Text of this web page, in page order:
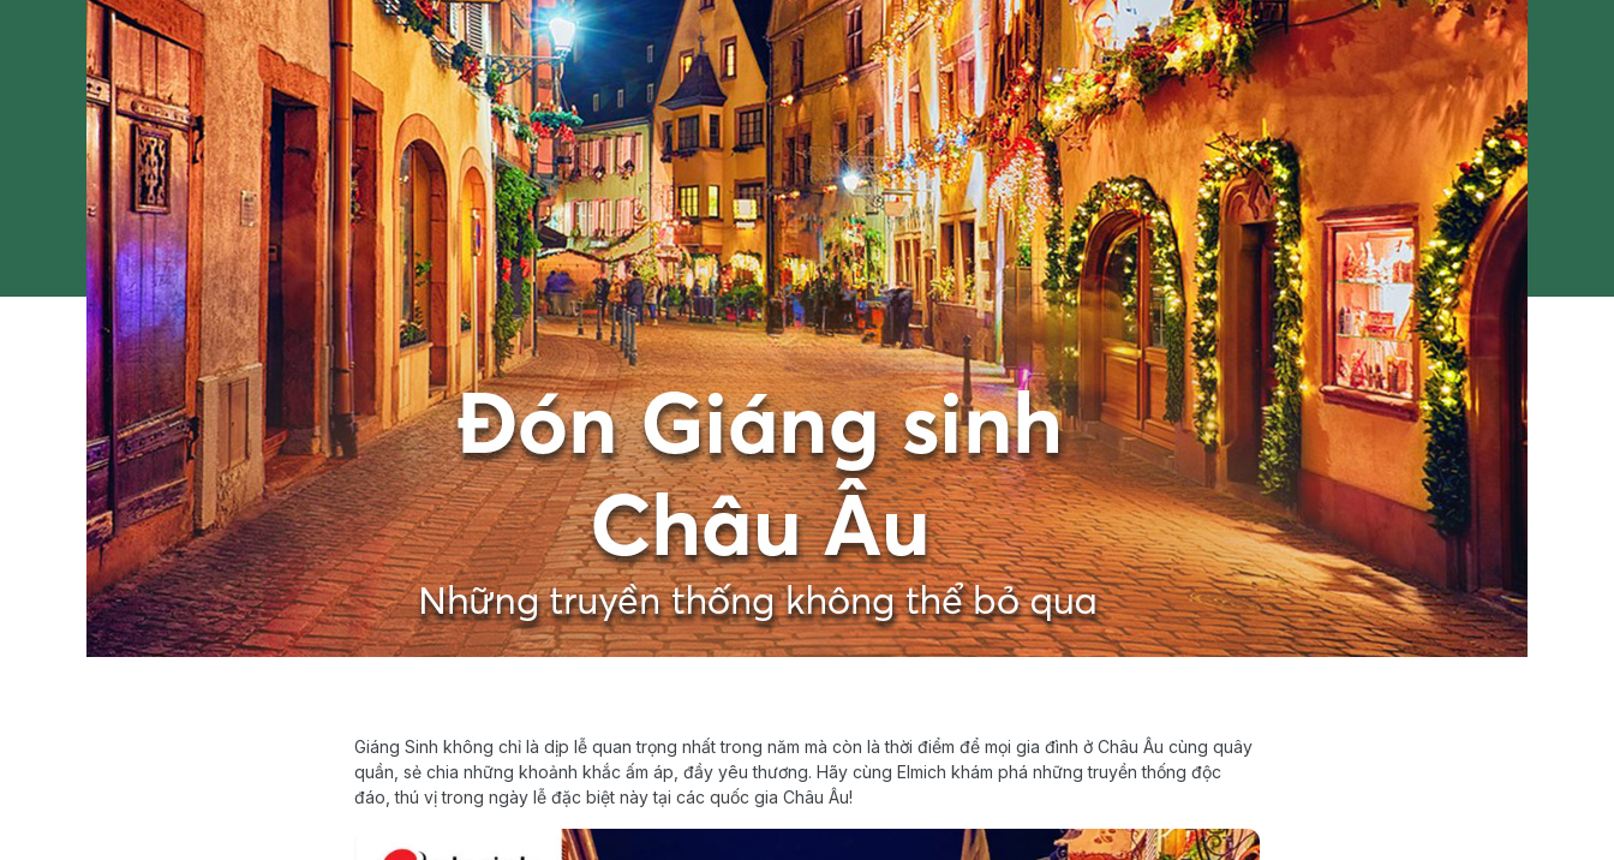
Giáng Sinh không chỉ là dịp lễ quan trọng nhất trong năm mà còn là thời điểm để mọi gia đình ở Châu Âu cùng quây
quần, sẻ chia những khoảnh khắc ấm áp, đầy yêu thương. Hãy cùng Elmich khám phá những truyền thống độc
đáo, thú vị trong ngày lễ đặc biệt này tại các quốc gia Châu Âu!